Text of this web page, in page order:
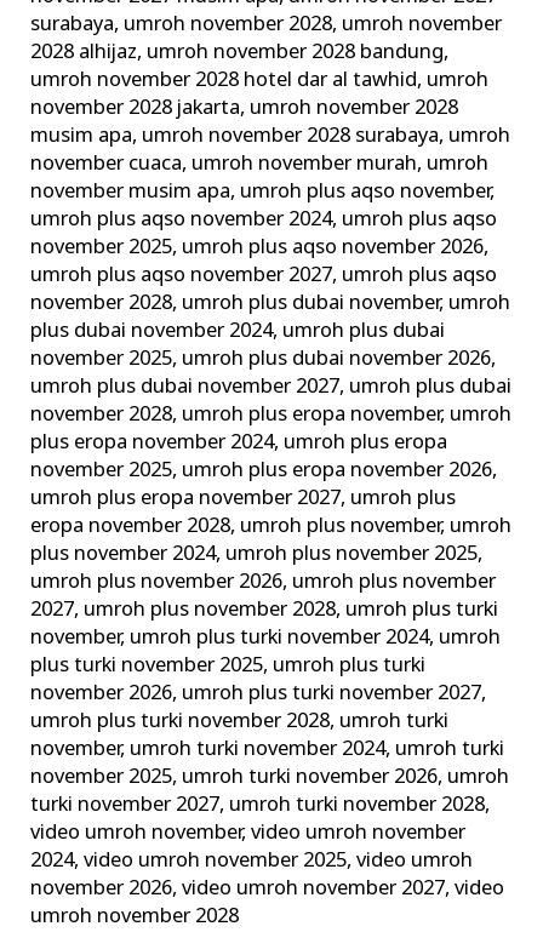
surabaya, umroh november 2028, umroh november
2028 alhijaz, umroh november 2028 bandung,
umroh november 2028 hotel dar al tawhid, umroh
november 2028 jakarta, umroh november 2028
musim apa, umroh november 2028 surabaya, umroh
november cuaca, umroh november murah, umroh
november musim apa, umroh plus aqso november,
umroh plus aqso november 2024, umroh plus aqso
november 2025, umroh plus aqso november 2026,
umroh plus aqso november 2027, umroh plus aqso
november 2028, umroh plus dubai november, umroh
plus dubai november 2024, umroh plus dubai
november 2025, umroh plus dubai november 2026,
umroh plus dubai november 2027, umroh plus dubai
november 2028, umroh plus eropa november, umroh
plus eropa november 2024, umroh plus eropa
november 2025, umroh plus eropa november 2026,
umroh plus eropa november 2027, umroh plus
eropa november 2028, umroh plus november, umroh
plus november 2024, umroh plus november 2025,
umroh plus november 2026, umroh plus november
2027, umroh plus november 2028, umroh plus turki
november, umroh plus turki november 2024, umroh
plus turki november 2025, umroh plus turki
november 2026, umroh plus turki november 2027,
umroh plus turki november 2028, umroh turki
november, umroh turki november 2024, umroh turki
november 2025, umroh turki november 2026, umroh
turki november 2027, umroh turki november 2028,
video umroh november,video umroh november
2024,video umroh november 2025,video umroh
november 2026,video umroh november 2027,video
umroh november 2028